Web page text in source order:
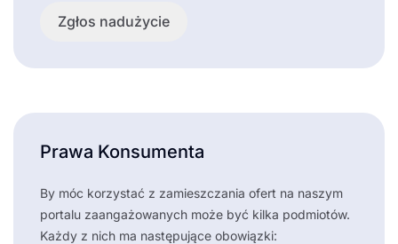
Zgłos nadużycie
Prawa Konsumenta
By móc korzystać z zamieszczania ofert na naszym
portalu zaangażowanych może być kilka podmiotów.
Każdy z nich ma następujące obowiązki: